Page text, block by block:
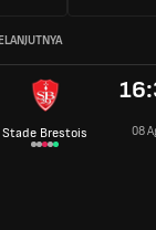
Stade Brestois 08